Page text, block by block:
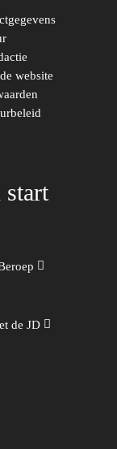
website
start
de JD